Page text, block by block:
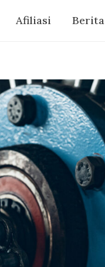
Afiliasi Berita